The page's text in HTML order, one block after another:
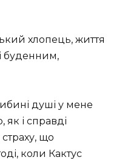
хлопець, життя
буденним,
душі у мене
і справді
що
коли Кактус